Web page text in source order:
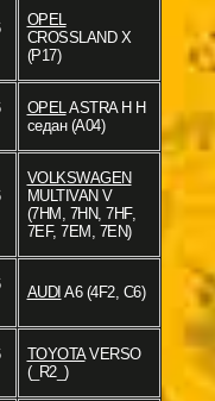
OPEL
CROSSLAND X
(P17)
OPEL ASTRA H H
седан (A04)
VOLKSWAGEN
MULTIVAN V
(7HM, 7HN, 7HF,
7EF, 7EM, 7EN)
AUDI A6 (4F2, C6)
TOYOTAVERSO
(_R2_)